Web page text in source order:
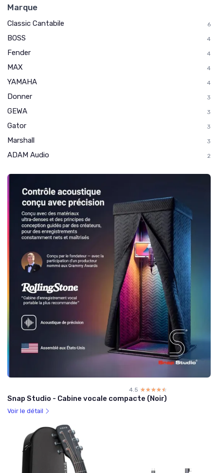
Marque
Classic Cantabile 6
BOSS 4
Fender 4
MAX 4
YAMAHA 4
Donner 3
GEWA 3
Gator 3
Marshall 3
ADAM Audio 2
4.5 ☆☆☆☆☆
★★★★★
Snap Studio - Cabine vocale compacte (Noir)
Voir le détail